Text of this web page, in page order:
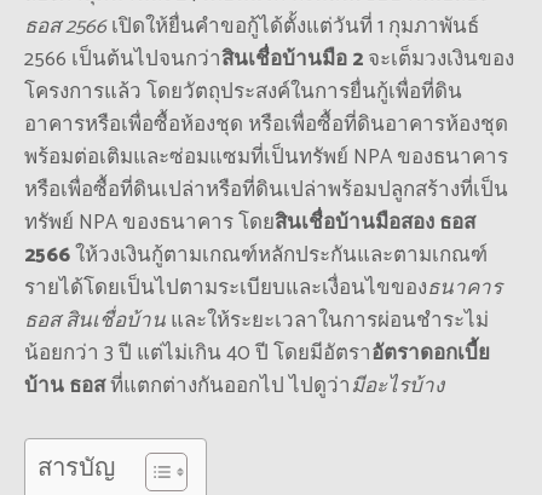
ธอส 2566เปิดให้ยื่นคำขอกู้ได้ตั้งแต่วันที่ 1 กุมภาพันธ์
2566 เป็นต้นไปจนกว่าสินเชื่อบ้านมือ 2จะเต็มวงเงินของ
โครงการแล้ว โดยวัตถุประสงค์ในการยื่นกู้เพื่อที่ดิน
อาคารหรือเพื่อซื้อห้องชุด หรือเพื่อซื้อที่ดินอาคารห้องชุด
พร้อมต่อเติมและซ่อมแซมที่เป็นทรัพย์ NPA ของธนาคาร
หรือเพื่อซื้อที่ดินเปล่าหรือที่ดินเปล่าพร้อมปลูกสร้างที่เป็น
ทรัพย์ NPA ของธนาคาร โดยสินเชื่อบ้านมือสอง ธอส
2566ให้วงเงินกู้ตามเกณฑ์หลักประกันและตามเกณฑ์
รายได้โดยเป็นไปตามระเบียบและเงื่อนไขของธนาคาร
ธอส สินเชื่อบ้านและให้ระยะเวลาในการผ่อนชำระไม่
น้อยกว่า 3 ปี แต่ไม่เกิน 40 ปี โดยมีอัตราอัตราดอกเบี้ย
บ้าน ธอสที่แตกต่างกันออกไป ไปดูว่ามีอะไรบ้าง
สารบัญ